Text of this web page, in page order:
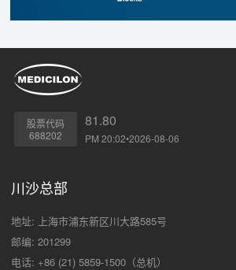
股票代码
688202
81.80
PM 20:02•2026-08-06
川沙总部
地址: 上海市浦东新区川大路585号
邮编: 201299
电话: +86 (21) 5859-1500（总机）